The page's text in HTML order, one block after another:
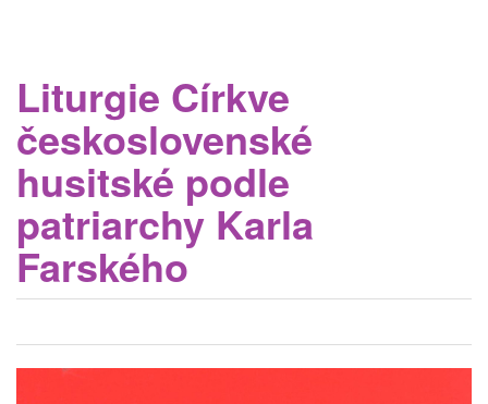
Liturgie Církve
československé
husitské podle
patriarchy Karla
Farského